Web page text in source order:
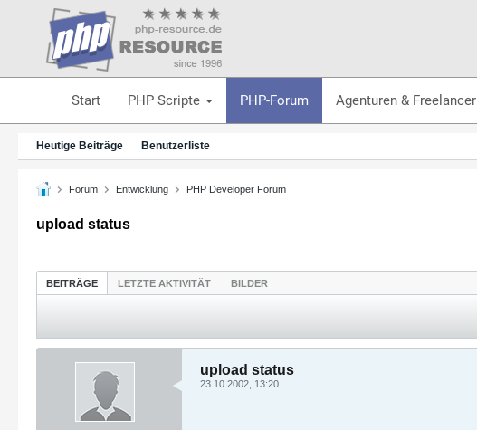
Start PHP Scripte PHP-Forum Agenturen & Freelancer
Heutige Beiträge Benutzerliste
Forum Entwicklung PHP Developer Forum
upload status
BEITRÄGE LETZTE AKTIVITÄT BILDER
upload status
23.10.2002, 13:20